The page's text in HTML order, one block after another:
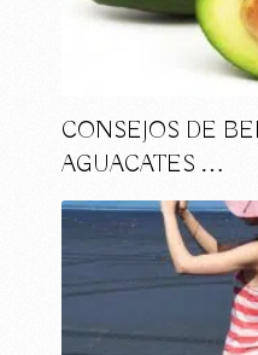
CONSEJOS DE
AGUACATES …